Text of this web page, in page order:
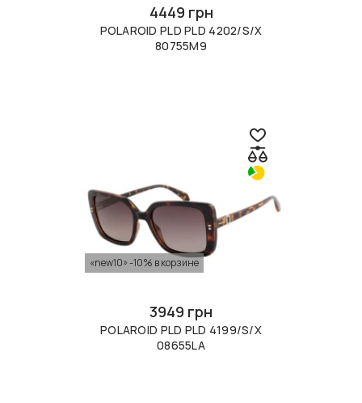
4449 грн
POLAROID PLD PLD 4202/S/X
80755M9
«new10» -10% в корзине
3949 грн
POLAROID PLD PLD 4199/S/X
08655LA